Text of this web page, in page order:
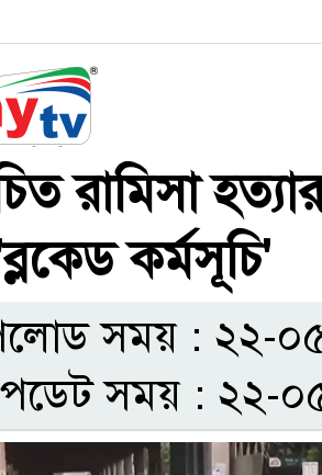
রামিসা
কর্মসূচি'
সময় : ২২-
সময় : ২২-